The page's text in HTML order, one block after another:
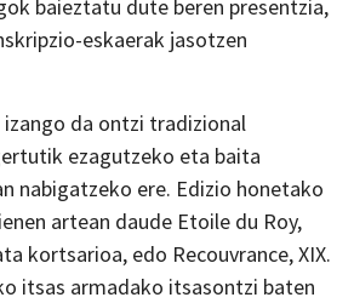
baieztatu dute beren presentzia,
eskaerak jasotzen
izango da ontzi tradizional
ezagutzeko eta baita
nabigatzeko ere. Edizio honetako
artean daude Etoile du Roy,
kortsarioa, edo Recouvrance, XIX.
itsas armadako itsasontzi baten